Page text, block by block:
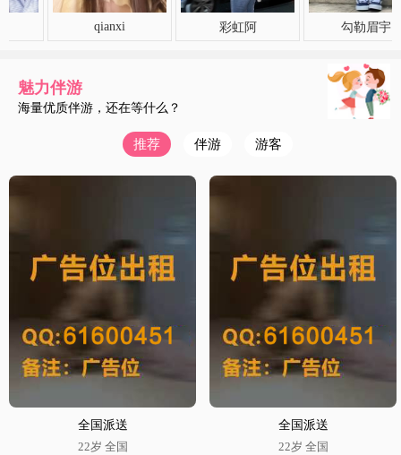
勾勒眉宇
魅力伴游
海量优质伴游，还在等什么？
推荐 伴游 游客
全国派送
22岁 全国
全国派送
22岁 全国